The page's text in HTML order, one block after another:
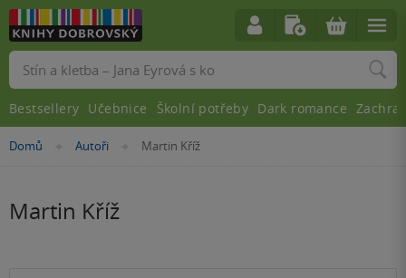
Nacházíte
Domů »Autoři »
Martin Kříž
Martin Kříž
Vyhledávání
Bestsellery Učebnice Školní potřeby Dark romance